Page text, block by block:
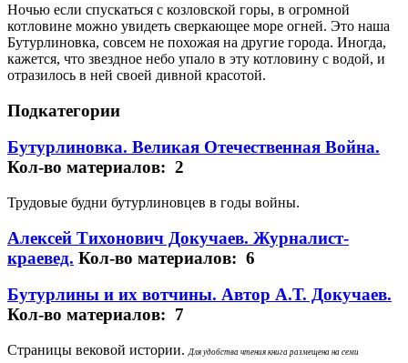
Ночью если спускаться с козловской горы, в огромной
котловине можно увидеть сверкающее море огней. Это наша
Бутурлиновка, совсем не похожая на другие города. Иногда,
кажется, что звездное небо упало в эту котловину с водой, и
отразилось в ней своей дивной красотой.
Подкатегории
Бутурлиновка. Великая Отечественная Война.
Кол-во материалов: 2
Трудовые будни бутурлиновцев в годы войны.
Алексей Тихонович Докучаев. Журналист-
краевед. Кол-во материалов: 6
Бутурлины и их вотчины. Автор А.Т. Докучаев.
Кол-во материалов: 7
Страницы вековой истории. Для удобства чтения книга размещена на семи